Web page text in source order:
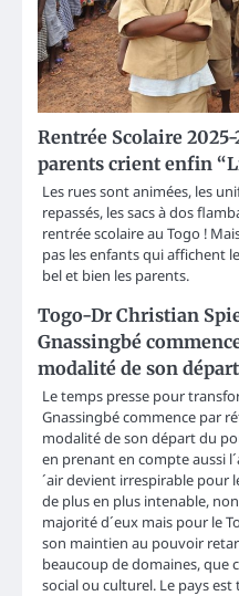
Rentrée Scolaire
parents crient enfin
Les rues sont animées, les
repassés, les sacs à dos
rentrée scolaire au Togo !
pas les enfants qui affichent
bel et bien les parents.
Togo-Dr Christian
Gnassingbé
modalité de son
Le temps presse pour
Gnassingbé commence par
modalité de son départ du
en prenant en compte aussi
´air devient irrespirable pour
de plus en plus intenable,
majorité d´eux mais pour le
son maintien au pouvoir
beaucoup de domaines, que
social ou culturel. Le pays